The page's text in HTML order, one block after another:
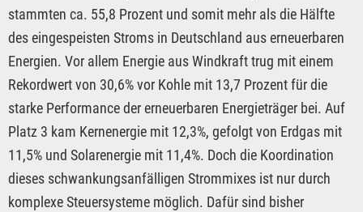
stammten ca. 55,8 Prozent und somit mehr als die Hälfte
des eingespeisten Stroms in Deutschland aus erneuerbaren
Energien. Vor allem Energie aus Windkraft trug mit einem
Rekordwert von 30,6% vor Kohle mit 13,7 Prozent für die
starke Performance der erneuerbaren Energieträger bei. Auf
Platz 3 kam Kernenergie mit 12,3%, gefolgt von Erdgas mit
11,5% und Solarenergie mit 11,4%. Doch die Koordination
dieses schwankungsanfälligen Strommixes ist nur durch
komplexe Steuersysteme möglich. Dafür sind bisher